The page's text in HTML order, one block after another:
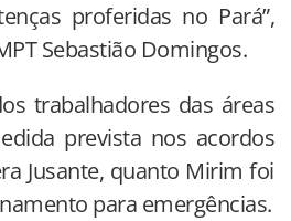
proferidas no Pará”,
Sebastião Domingos.
trabalhadores das áreas
prevista nos acordos
Jusante, quanto Mirim foi
para emergências.